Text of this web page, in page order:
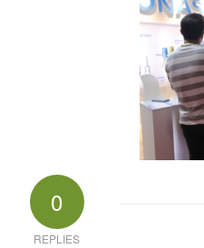
0
REPLIES